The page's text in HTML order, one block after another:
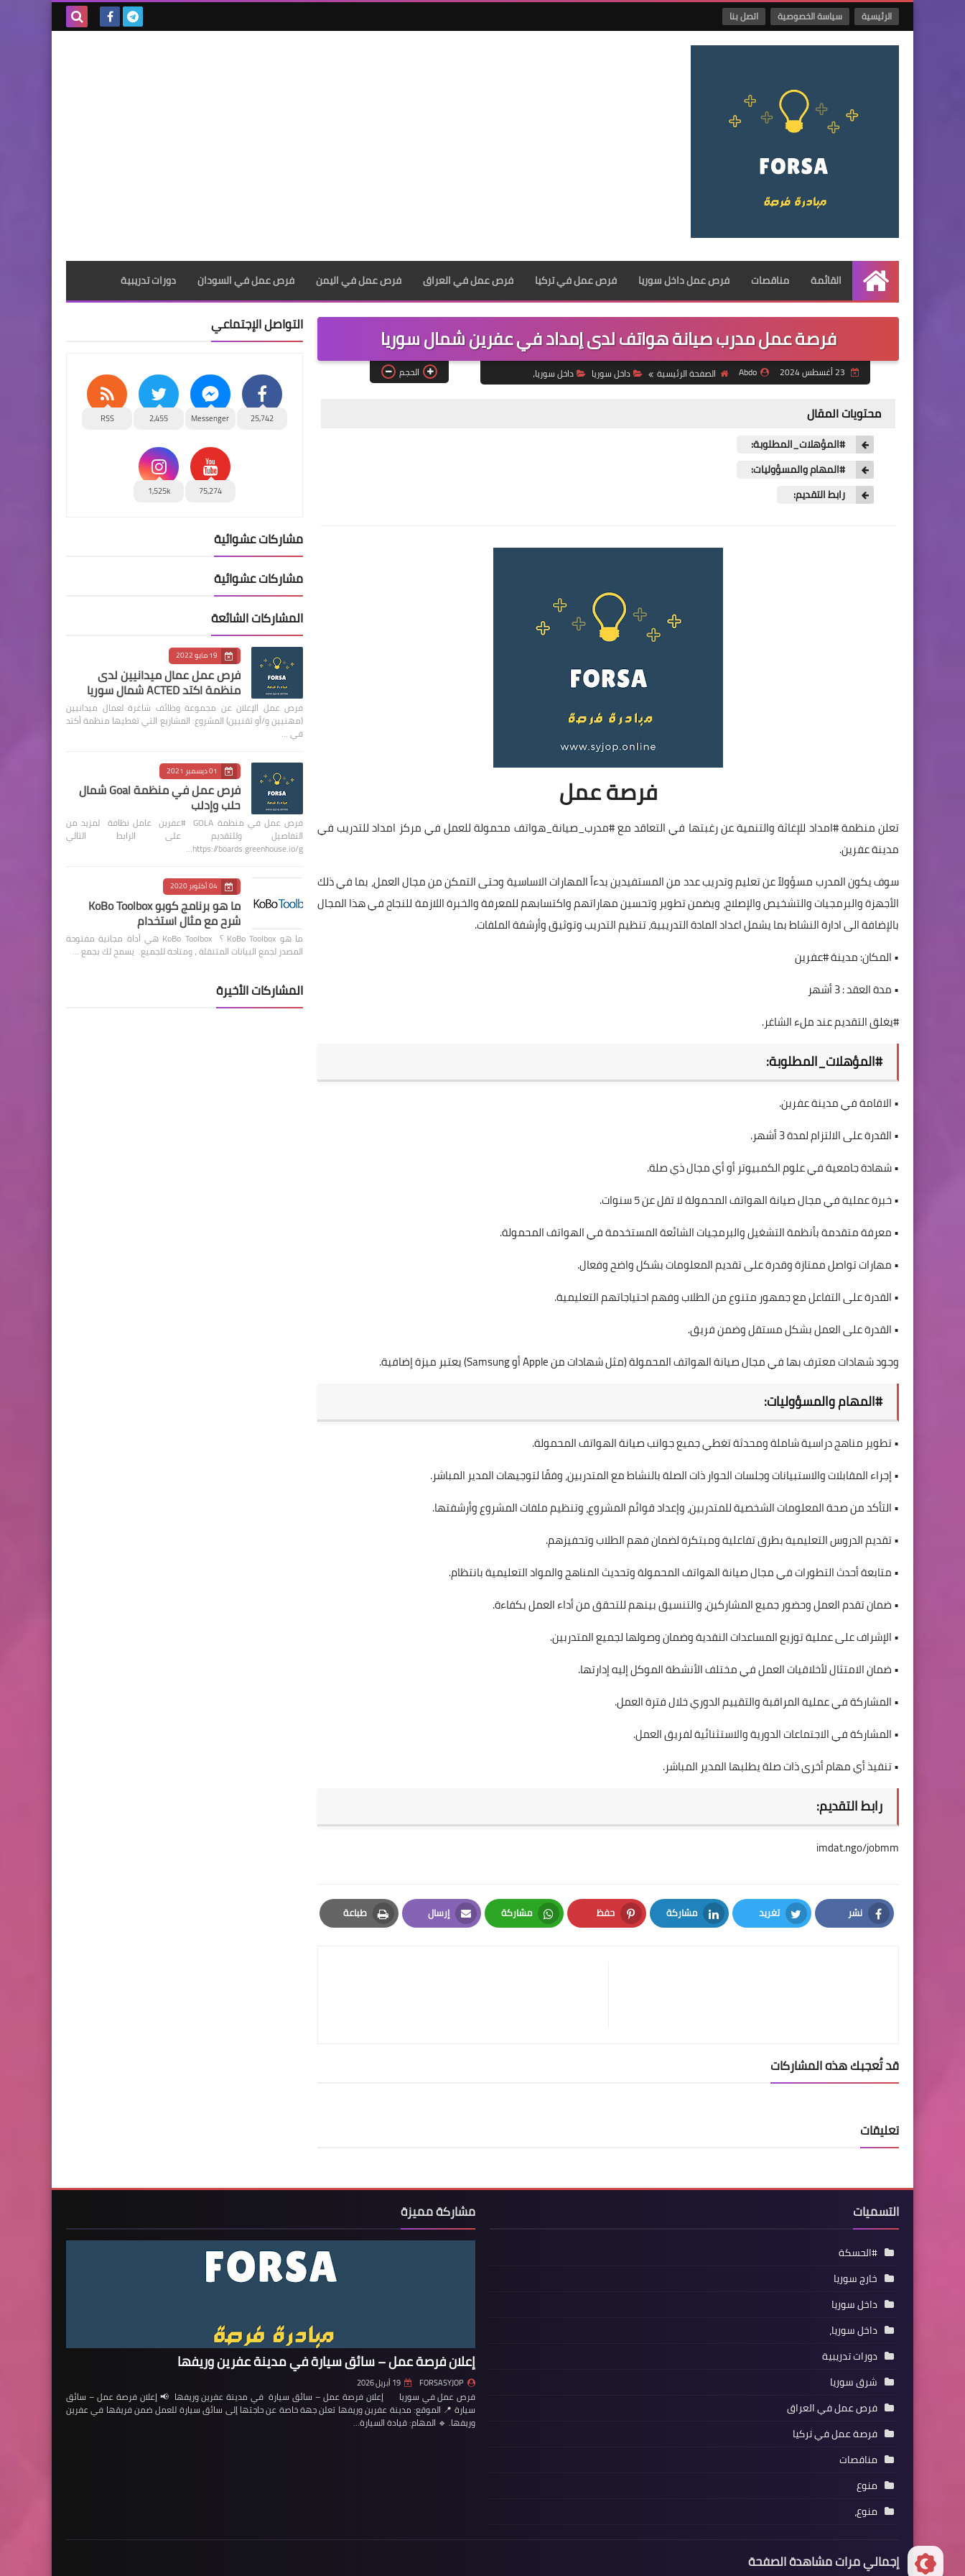
الرئيسية سياسة الخصوصية اتصل بنا
الرئيسية
القائمة مناقصات فرص عمل داخل سوريا فرص عمل في تركيا فرص عمل في العراق فرص عمل في اليمن فرص عمل في السودان دورات تدريبية
فرصة عمل مدرب صيانة هواتف لدى إمداد في عفرين شمال سوريا
Abdo الصفحة الرئيسية داخل سوريا داخل سوريا، الحجم
محتويات المقال
#المؤهلات_المطلوبة:
#المهام والمسؤوليات:
رابط التقديم:
فرصة عمل
تعلن منظمة #امداد للإغاثة والتنمية عن رغبتها في التعاقد مع #مدرب_صيانة_هواتف محمولة للعمل في مركز امداد للتدريب في
مدينة عفرين.
سوف يكون المدرب مسؤولاً عن تعليم وتدريب عدد من المستفيدين بدءاً المهارات الاساسية وحتى التمكن من مجال العمل، بما في ذلك
الأجهزة والبرمجيات والتشخيص والإصلاح، ويضمن تطوير وتحسين مهاراتهم واكتسابهم للمعرفة والخبرة اللازمة للنجاح في هذا المجال
بالإضافة الى ادارة النشاط بما يشمل اعداد المادة التدريبية، تنظيم التدريب وتوثيق وأرشفة الملفات.
• المكان: مدينة #عفرين
• مدة العقد : 3 أشهر
#يغلق التقديم عند ملء الشاغر.
#المؤهلات_المطلوبة:
• الاقامة في مدينة عفرين.
• القدرة على الالتزام لمدة 3 أشهر.
• شهادة جامعية في علوم الكمبيوتر أو أي مجال ذي صلة.
• خبرة عملية في مجال صيانة الهواتف المحمولة لا تقل عن 5 سنوات.
• معرفة متقدمة بأنظمة التشغيل والبرمجيات الشائعة المستخدمة في الهواتف المحمولة.
• مهارات تواصل ممتازة وقدرة على تقديم المعلومات بشكل واضح وفعال.
• القدرة على التفاعل مع جمهور متنوع من الطلاب وفهم احتياجاتهم التعليمية.
• القدرة على العمل بشكل مستقل وضمن فريق.
وجود شهادات معترف بها في مجال صيانة الهواتف المحمولة (مثل شهادات من Apple أو Samsung) يعتبر ميزة إضافية.
#المهام والمسؤوليات:
• تطوير مناهج دراسية شاملة ومحدثة تغطي جميع جوانب صيانة الهواتف المحمولة.
• إجراء المقابلات والاستبيانات وجلسات الحوار ذات الصلة بالنشاط مع المتدربين، وفقًا لتوجيهات المدير المباشر.
• التأكد من صحة المعلومات الشخصية للمتدربين، وإعداد قوائم المشروع، وتنظيم ملفات المشروع وأرشفتها.
• تقديم الدروس التعليمية بطرق تفاعلية ومبتكرة لضمان فهم الطلاب وتحفيزهم.
• متابعة أحدث التطورات في مجال صيانة الهواتف المحمولة وتحديث المناهج والمواد التعليمية بانتظام.
• ضمان تقدم العمل وحضور جميع المشاركين، والتنسيق بينهم للتحقق من أداء العمل بكفاءة.
• الإشراف على عملية توزيع المساعدات النقدية وضمان وصولها لجميع المتدربين.
• ضمان الامتثال لأخلاقيات العمل في مختلف الأنشطة الموكل إليه إدارتها.
• المشاركة في عملية المراقبة والتقييم الدوري خلال فترة العمل.
• المشاركة في الاجتماعات الدورية والاستثنائية لفريق العمل.
• تنفيذ أي مهام أخرى ذات صلة يطلبها المدير المباشر.
رابط التقديم:
imdat.ngo/jobmm
نشر
Facebook
تغريد
Twitter
مشاركة
LinkedIn
حفظ
Pinterest
مشاركة
Whatsapp
إرسال
Email
طباعة
Print
قد تُعجبك هذه المشاركات
تعليقات
التواصل الإجتماعي
25,742
Messenger
2,455
RSS
75,274
1,525k
مشاركات عشوائية
مشاركات عشوائية
المشاركات الشائعة
19 مايو 2022
فرص عمل عمال ميدانيين لدى
منظمة اكتد ACTED شمال سوريا
فرص عمل الإعلان عن مجموعة وظائف شاغرة لعمال ميدانيين
(مهنيين و/أو تقنيين) المشروع: المشاريع التي تغطيها منظمة أكتد
في …
01 ديسمبر 2021
فرص عمل في منظمة Goal شمال
حلب وإدلب
فرص عمل في منظمة GOLA #عفرين عامل نظافة لمزيد من
التفاصيل وللتقديم على الرابط التالي
https://boards.greenhouse.io/g…
04 أكتوبر 2020
ما هو برنامج كوبو KoBo Toolbox
شرح مع مثال استخدام
ما هو KoBo Toolbox ؟ KoBo Toolbox هي أداة مجانية مفتوحة
المصدر لجمع البيانات المتنقلة ، ومتاحة للجميع. يسمح لك بجمع …
المشاركات الأخيرة
التسميات
#الحسكة
خارج سوريا
داخل سوريا
داخل سوريا،
دورات تدريبية
شرق سوريا
فرص عمل في العراق
فرصة عمل في تركيا
مناقصات
منوع
منوع،
مشاركة مميزة
إعلان فرصة عمل – سائق سيارة في مدينة عفرين وريفها
FORSASYJOP 19 أبريل 2026
فرص عمل في سوريا إعلان فرصة عمل – سائق سيارة في مدينة عفرين وريفها 📢 إعلان فرصة عمل – سائق
سيارة 📍 الموقع: مدينة عفرين وريفها تعلن جهة خاصة عن حاجتها إلى سائق سيارة للعمل ضمن فريقها في عفرين
وريفها. 🔹 المهام: قيادة السيارة…
إجمالي مرات مشاهدة الصفحة